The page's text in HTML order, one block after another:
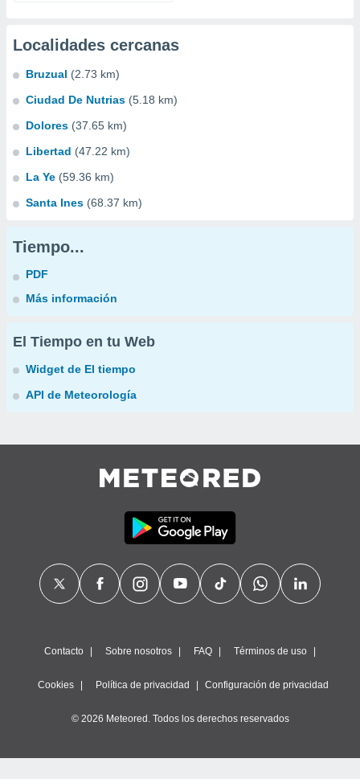
Localidades cercanas
Bruzual (2.73 km)
Ciudad De Nutrias (5.18 km)
Dolores (37.65 km)
Libertad (47.22 km)
La Ye (59.36 km)
Santa Ines (68.37 km)
Tiempo...
PDF
Más información
El Tiempo en tu Web
Widget de El tiempo
API de Meteorología
Contacto Sobre nosotros FAQ Términos de uso
Cookies Política de privacidad Configuración de privacidad
© 2026 Meteored. Todos los derechos reservados